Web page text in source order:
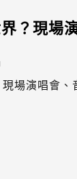
？現場
場演唱會